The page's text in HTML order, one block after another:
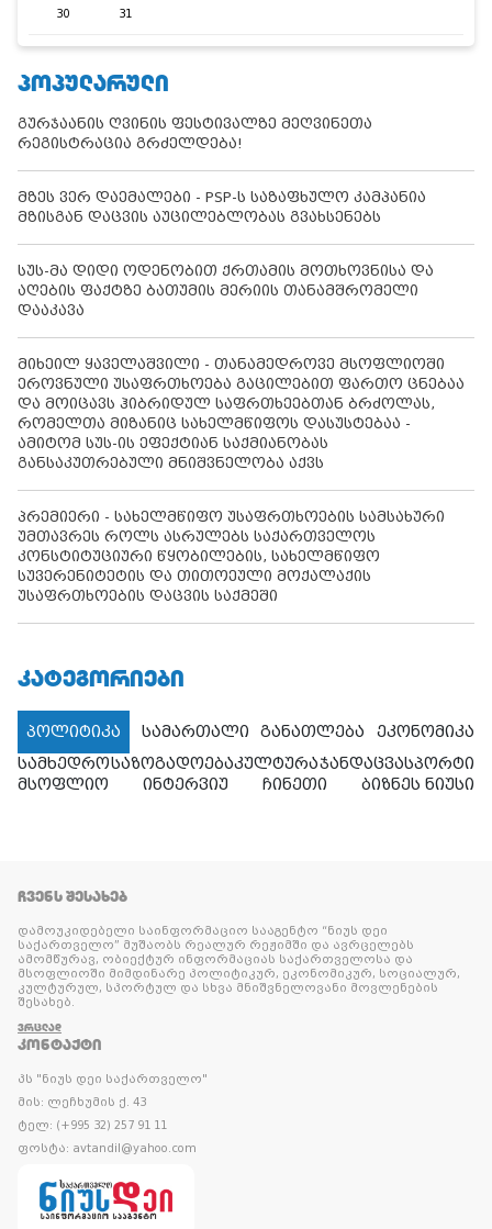
30
31
ᲞᲝᲞᲣᲚᲐᲠᲣᲚᲘ
გურჯაანის ღვინის ფესტივალზე მეღვინეთა
რეგისტრაცია გრძელდება!
მზეს ვერ დაემალები - PSP-ს საზაფხულო კამპანია
მზისგან დაცვის აუცილებლობას გვახსენებს
სუს-მა დიდი ოდენობით ქრთამის მოთხოვნისა და
აღების ფაქტზე ბათუმის მერიის თანამშრომელი
დააკავა
მიხეილ ყაველაშვილი - თანამედროვე მსოფლიოში
ეროვნული უსაფრთხოება გაცილებით ფართო ცნებაა
და მოიცავს ჰიბრიდულ საფრთხეებთან ბრძოლას,
რომელთა მიზანიც სახელმწიფოს დასუსტებაა -
ამიტომ სუს-ის ეფექტიან საქმიანობას
განსაკუთრებული მნიშვნელობა აქვს
პრემიერი - სახელმწიფო უსაფრთხოების სამსახური
უმთავრეს როლს ასრულებს საქართველოს
კონსტიტუციური წყობილების, სახელმწიფო
სუვერენიტეტის და თითოეული მოქალაქის
უსაფრთხოების დაცვის საქმეში
ᲙᲐᲢᲔᲒᲝᲠᲘᲔᲑᲘ
პოლიტიკა სამართალი განათლება
ეკონომიკა
სამხედროსაზოგადოებაკულტურაჯანდაცვასპორტი
მსოფლიო
ინტერვიუ ჩინეთი ბიზნეს ნიუსი
ᲩᲕᲔᲜᲡ ᲨᲔᲡᲐᲮᲔᲑ
დამოუკიდებელი საინფორმაციო სააგენტო “ნიუს დეი
საქართველო” მუშაობს რეალურ რეჟიმში და ავრცელებს
ამომწურავ, ობიექტურ ინფორმაციას საქართველოსა და
მსოფლიოში მიმდინარე პოლიტიკურ, ეკონომიკურ, სოციალურ,
კულტურულ, სპორტულ და სხვა მნიშვნელოვანი მოვლენების
შესახებ.
ᲕᲠᲪᲚᲐᲓ
ᲙᲝᲜᲢᲐᲥᲢᲘ
პს "ნიუს დეი საქართველო"
მის: ლეჩხუმის ქ. 43
ტელ: (+995 32) 257 91 11
ფოსტა: avtandil@yahoo.com